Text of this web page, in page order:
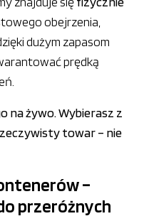
obejrzenia,
dużym zapasom
prędką
na żywo. Wybierasz z
towar – nie
–
przeróżnych